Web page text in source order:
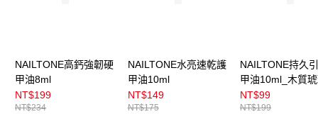
NAILTONE高鈣強韌硬
甲油8ml
NT$199
NT$234
NAILTONE水亮速乾護
甲油10ml
NT$149
NT$175
NAILTONE持久
甲油10ml_木質
NT$99
NT$199